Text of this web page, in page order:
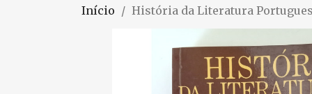
Início História da Literatura